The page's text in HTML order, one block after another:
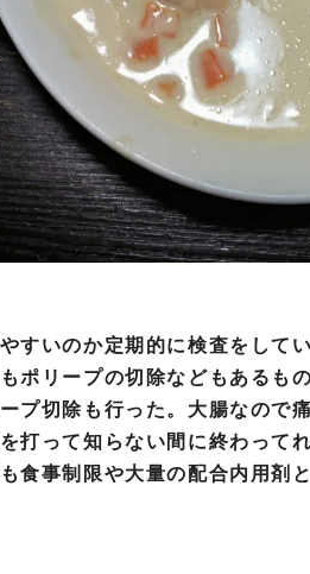
すいのか定期的に検査をして
ポリープの切除などもあるも
プ切除も行った。大腸なので
打って知らない間に終わって
食事制限や大量の配合内用剤